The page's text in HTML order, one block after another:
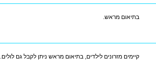
בתיאום מראש.
קיימים מזרונים לילדים, בתיאום מראש ניתן לקבל גם לולים.